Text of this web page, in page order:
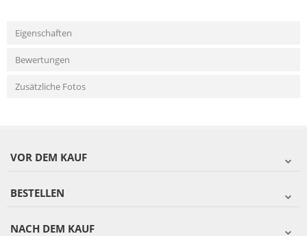
Eigenschaften
Bewertungen
Zusätzliche Fotos
VOR DEM KAUF
BESTELLEN
NACH DEM KAUF